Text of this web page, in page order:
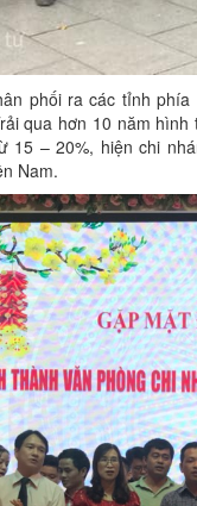
phối ra các tỉnh
qua hơn 10 năm
15 – 20%, hiện chi
Nam.